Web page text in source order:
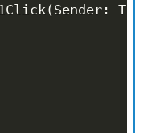
(Sender :